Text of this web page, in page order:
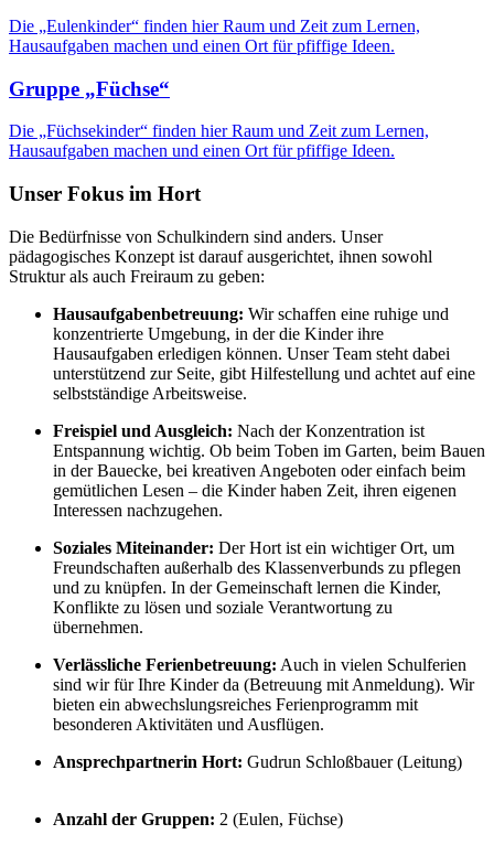
Die „Eulenkinder“ finden hier Raum und Zeit zum Lernen,
Hausaufgaben machen und einen Ort für pfiffige Ideen.
Gruppe „Füchse“
Die „Füchsekinder“ finden hier Raum und Zeit zum Lernen,
Hausaufgaben machen und einen Ort für pfiffige Ideen.
Unser Fokus im Hort
Die Bedürfnisse von Schulkindern sind anders. Unser
pädagogisches Konzept ist darauf ausgerichtet, ihnen sowohl
Struktur als auch Freiraum zu geben:
Hausaufgabenbetreuung: Wir schaffen eine ruhige und
konzentrierte Umgebung, in der die Kinder ihre
Hausaufgaben erledigen können. Unser Team steht dabei
unterstützend zur Seite, gibt Hilfestellung und achtet auf eine
selbstständige Arbeitsweise.
Freispiel und Ausgleich: Nach der Konzentration ist
Entspannung wichtig. Ob beim Toben im Garten, beim Bauen
in der Bauecke, bei kreativen Angeboten oder einfach beim
gemütlichen Lesen – die Kinder haben Zeit, ihren eigenen
Interessen nachzugehen.
Soziales Miteinander: Der Hort ist ein wichtiger Ort, um
Freundschaften außerhalb des Klassenverbunds zu pflegen
und zu knüpfen. In der Gemeinschaft lernen die Kinder,
Konflikte zu lösen und soziale Verantwortung zu
übernehmen.
Verlässliche Ferienbetreuung: Auch in vielen Schulferien
sind wir für Ihre Kinder da (Betreuung mit Anmeldung). Wir
bieten ein abwechslungsreiches Ferienprogramm mit
besonderen Aktivitäten und Ausflügen.
Ansprechpartnerin Hort: Gudrun Schloßbauer (Leitung)
Anzahl der Gruppen: 2 (Eulen, Füchse)